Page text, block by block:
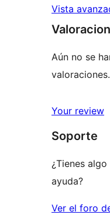
Vista
Aún no se
valoraciones.
Your review
Soporte
¿Tienes
ayuda?
Ver el foro